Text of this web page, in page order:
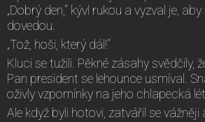
„Dobrý den,“ kývl rukou a vyzval je,
dovedou.
„Tož, hoši, který dál!“
Kluci se tužili. Pěkné zásahy svědčily,
Pan president se lehounce usmíval.
oživly vzpomínky na jeho chlapecká
Ale když byli hotovi, zatvářil se vážněji